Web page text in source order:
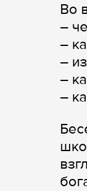
Во
–
–
–
–
–